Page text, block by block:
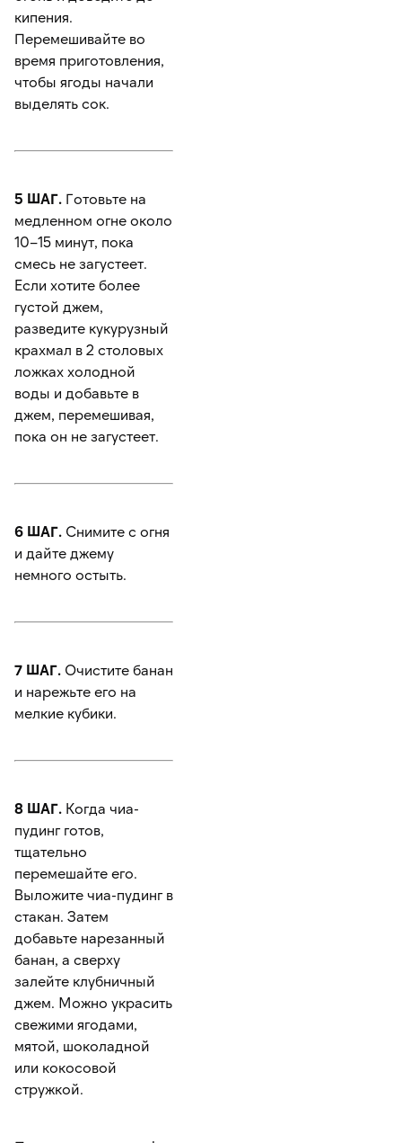
кипения.
Перемешивайте во
время приготовления,
чтобы ягоды начали
выделять сок.
5 ШАГ. Готовьте на
медленном огне около
10–15 минут, пока
смесь не загустеет.
Если хотите более
густой джем,
разведите кукурузный
крахмал в 2 столовых
ложках холодной
воды и добавьте в
джем, перемешивая,
пока он не загустеет.
6 ШАГ. Снимите с огня
и дайте джему
немного остыть.
7 ШАГ. Очистите банан
и нарежьте его на
мелкие кубики.
8 ШАГ. Когда чиа-
пудинг готов,
тщательно
перемешайте его.
Выложите чиа-пудинг в
стакан. Затем
добавьте нарезанный
банан, а сверху
залейте клубничный
джем. Можно украсить
свежими ягодами,
мятой, шоколадной
или кокосовой
стружкой.